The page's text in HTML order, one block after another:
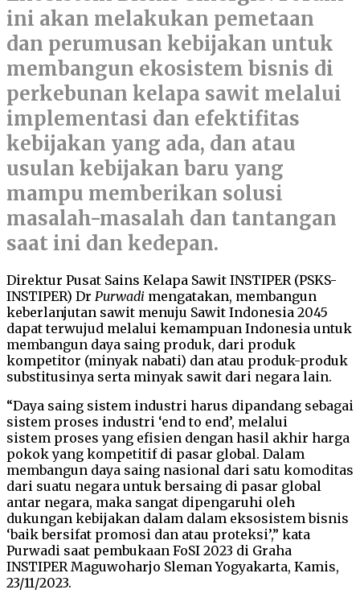
ini akan melakukan pemetaan
dan perumusan kebijakan untuk
membangun ekosistem bisnis di
perkebunan kelapa sawit melalui
implementasi dan efektifitas
kebijakan yang ada, dan atau
usulan kebijakan baru yang
mampu memberikan solusi
masalah-masalah dan tantangan
saat ini dan kedepan.
Direktur Pusat Sains Kelapa Sawit INSTIPER (PSKS-
INSTIPER) Dr Purwadi mengatakan, membangun
keberlanjutan sawit menuju Sawit Indonesia 2045
dapat terwujud melalui kemampuan Indonesia untuk
membangun daya saing produk, dari produk
kompetitor (minyak nabati) dan atau produk-produk
substitusinya serta minyak sawit dari negara lain.
“Daya saing sistem industri harus dipandang sebagai
sistem proses industri ‘end to end’, melalui
sistem proses yang efisien dengan hasil akhir harga
pokok yang kompetitif di pasar global. Dalam
membangun daya saing nasional dari satu komoditas
dari suatu negara untuk bersaing di pasar global
antar negara, maka sangat dipengaruhi oleh
dukungan kebijakan dalam dalam eksosistem bisnis
‘baik bersifat promosi dan atau proteksi’,” kata
Purwadi saat pembukaan FoSI 2023 di Graha
INSTIPER Maguwoharjo Sleman Yogyakarta, Kamis,
23/11/2023.